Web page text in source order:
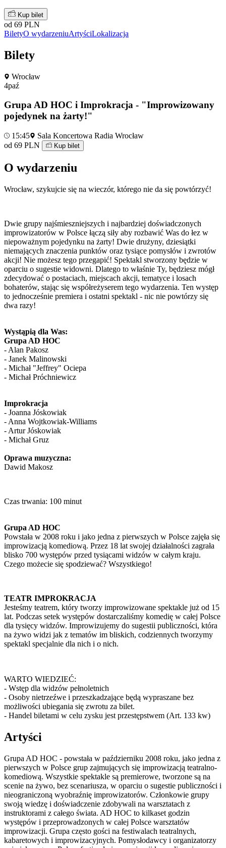
Kup bilet
od 69 PLN
BiletyO wydarzeniuArtyściLokalizacja
Bilety
Wrocław
4paź
Grupa AD HOC i Improkracja - "Improwizowany
pojedynek na żarty!"
15:45
Sala Koncertowa Radia Wrocław
od 69 PLN
Kup bilet
O wydarzeniu
Wrocław, szykujcie się na wieczór, którego nie da się powtórzyć!
Dwie grupy najśmieszniejszych i najbardziej doświadczonych
improwizatorów w Polsce łączą siły aby rozbawić Was do łez w
niepoważnym pojedynku na żarty! Dwie drużyny, dziesiątki
niemających znaczenia punktów oraz tysiące pomysłów i zwrotów
akcji! Nie możesz tego przegapić! Spektakl stworzony będzie w
oparciu o sugestie widowni. Dlatego to właśnie Ty, będziesz mógł
zdecydować o postaciach, miejscach akcji, tematyce i losach
bohaterów, stając się współreżyserem tego wydarzenia. Ten występ
to jednocześnie premiera i ostatni spektakl - nic nie powtórzy się
dwa razy!
Wystąpią dla Was:
Grupa AD HOC
- Alan Pakosz
- Janek Malinowski
- Michał "Jeffrey" Ociepa
- Michał Próchniewicz
Improkracja
- Joanna Jóskowiak
- Anna Wojtkowiak-Williams
- Artur Jóskowiak
- Michał Gruz
Oprawa muzyczna:
Dawid Makosz
Czas trwania: 100 minut
Grupa AD HOC
Powstała w 2008 roku i jako jedna z pierwszych w Polsce zajęła się
improwizacją komediową. Przez 18 lat swojej działalności zagrała
blisko 700 występów przed tysiącami widzów w całym kraju.
Czego możecie się spodziewać? Wszystkiego!
TEATR IMPROKRACJA
Jesteśmy teatrem, który tworzy improwizowane spektakle już od 15
lat. Podczas setek występów dostarczaliśmy komedię w całej Polsce
dla tysięcy widzów. Improwizujemy do sugestii publiczności, która
na żywo widzi jak z tematów im bliskich, codziennych tworzymy
spektakl specjalnie dla nich i o nich.
WARTO WIEDZIEĆ:
- Wstęp dla widzów pełnoletnich
- Osoby nietrzeźwe i przeszkadzające będą wypraszane bez
możliwości ubiegania się zwrotu za bilet.
- Handel biletami w celu zysku jest przestępstwem (Art. 133 kw)
Artyści
Grupa AD HOC - powstała w październiku 2008 roku, jako jedna z
pierwszych w Polsce grup zajmujących się improwizacją teatralno-
komediową. Wszystkie spektakle są premierowe, tworzone są na
scenie na żywo, bez scenariusza, w oparciu o sugestie publiczności i
nieograniczoną wyobraźnię improwizatorów. Członkowie grupy
swoją wiedzę i doświadczenie zdobywali na warsztatach z
instruktorami z całego świata. AD HOC to kilkaset godzin
występów i przeprowadzonych w całej Polsce warsztatów
improwizacji. Grupa często gości na festiwalach teatralnych,
kabaretowych i improwizacyjnych. Pomysłodawcy i organizatorzy